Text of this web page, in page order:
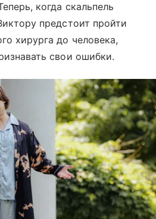
когда скальпель
предстоит пройти
хирурга до человека,
свои ошибки.